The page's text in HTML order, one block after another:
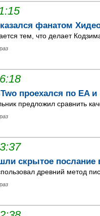
фанатом
тем, что делает
Two проехался по EA
предложил сравнить
скрытое послание
древний метод